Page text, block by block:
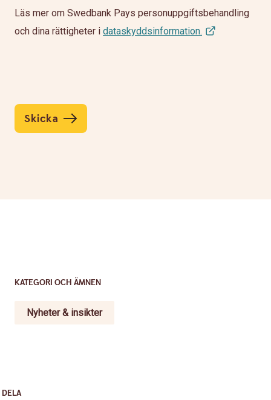
Läs mer om Swedbank Pays personuppgiftsbehandling
och dina rättigheter i dataskyddsinformation.
Skicka
KATEGORI OCH ÄMNEN
Nyheter & insikter
DELA